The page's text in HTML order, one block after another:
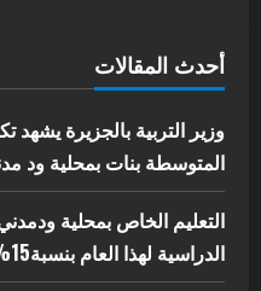
5
البيئة
يوليو 29, 2026
أحدث المقالات
وزير التربية بالجزيرة
المتوسطة بنات بمحلية ود
التعليم الخاص بمحلية
الدراسية لهذا العام بنسبة15%